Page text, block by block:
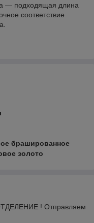
— подходящая длина
соответствие
брашированное
золото
! Отправляем